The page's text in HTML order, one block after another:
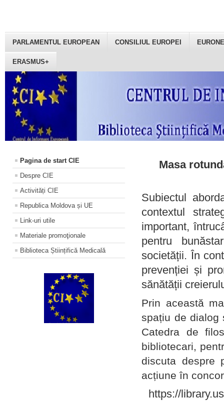
PARLAMENTUL EUROPEAN CONSILIUL EUROPEI
ERASMUS+
Pagina de start CIE
Despre CIE
Activități CIE
Republica Moldova și UE
Link-uri utile
Materiale promoţionale
Biblioteca Științifică Medicală
Masa
Subiectul
contextul
important,
pentru
societății. În
prevenției și
sănătății
Prin această
spațiu de dialog
Catedra de
bibliotecari,
discuta despre
acțiune în
https://